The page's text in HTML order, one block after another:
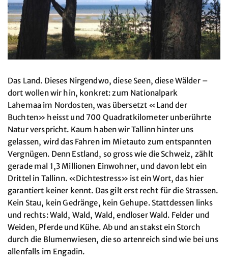
Das Land. Dieses Nirgendwo, diese Seen, diese Wälder –
dort wollen wir hin, konkret: zum Nationalpark
Lahemaa im Nordosten, was übersetzt «Land der
Buchten» heisst und 700 Quadratkilometer unberührte
Natur verspricht. Kaum haben wir Tallinn hinter uns
gelassen, wird das Fahren im Mietauto zum entspannten
Vergnügen. Denn Estland, so gross wie die Schweiz, zählt
gerade mal 1,3 Millionen Einwohner, und davon lebt ein
Drittel in Tallinn. «Dichtestress» ist ein Wort, das hier
garantiert keiner kennt. Das gilt erst recht für die Strassen.
Kein Stau, kein Gedränge, kein Gehupe. Stattdessen links
und rechts: Wald, Wald, Wald, endloser Wald. Felder und
Weiden, Pferde und Kühe. Ab und an stakst ein Storch
durch die Blumenwiesen, die so artenreich sind wie bei uns
allenfalls im Engadin.